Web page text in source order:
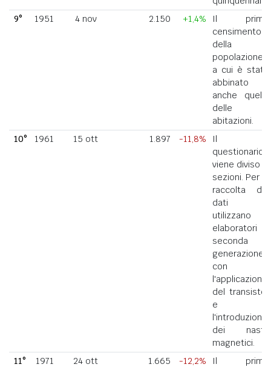
9°
1951 4 nov 2.150 +1,4%
Il primo
censimento
della
popolazione
a cui è stato
abbinato
anche quello
delle
abitazioni.
10°
1961 15 ott 1.897 -11,8%
Il
questionario
viene diviso in
sezioni. Per la
raccolta dei
dati si
utilizzano
elaboratori di
seconda
generazione
con
l'applicazione
del transistor
e
l'introduzione
dei nastri
magnetici.
11°
1971 24 ott 1.665 -12,2%
Il primo